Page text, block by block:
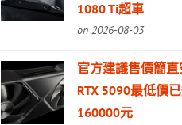
1080 Ti超車
on 2026-08-03
官方建議售價簡直
RTX 5090最低價
160000元